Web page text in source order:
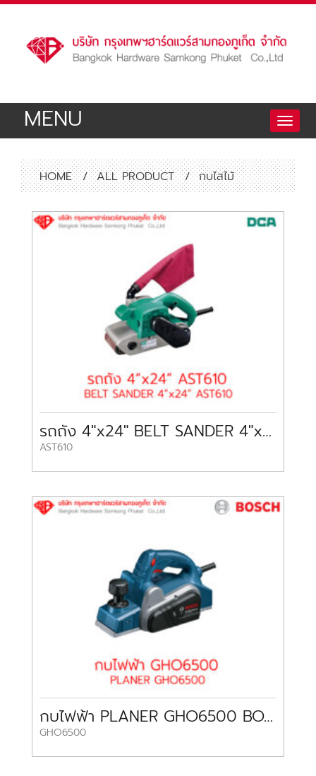
Toggle
MENU
HOME / ALL PRODUCT / กบไสไม้
รถถัง 4″x24″ BELT SANDER 4″x24″ AST610 DCA
AST610
กบไฟฟ้า PLANER GHO6500 BOSCH
GHO6500